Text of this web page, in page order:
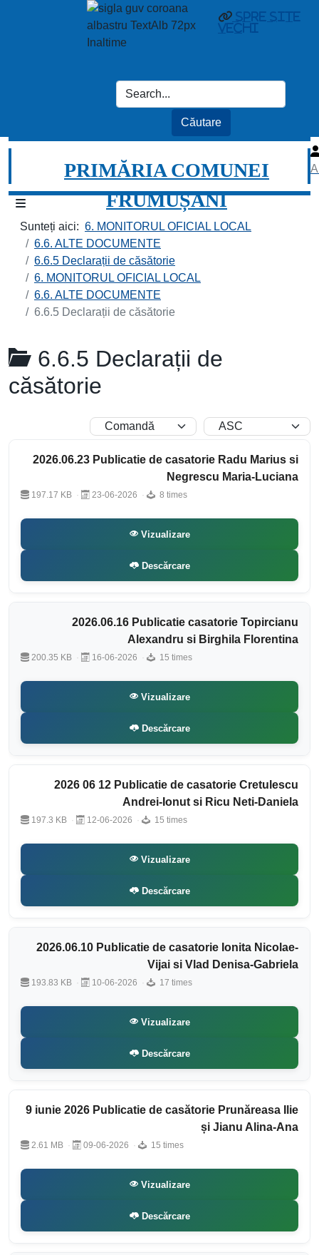
spre site
vechi
PRIMĂRIA COMUNEI
FRUMUȘANI
Sunteți aici: 6. MONITORUL OFICIAL LOCAL
6.6. ALTE DOCUMENTE
6.6.5 Declarații de căsătorie
6. MONITORUL OFICIAL LOCAL
6.6. ALTE DOCUMENTE
6.6.5 Declarații de căsătorie
6.6.5 Declarații de
căsătorie
2026.06.23 Publicatie de casatorie Radu Marius si
Negrescu Maria-Luciana
197.17 KB 23-06-2026 8 times
Vizualizare
Descărcare
2026.06.16 Publicatie casatorie Topircianu
Alexandru si Birghila Florentina
200.35 KB 16-06-2026 15 times
Vizualizare
Descărcare
2026 06 12 Publicatie de casatorie Cretulescu
Andrei-Ionut si Ricu Neti-Daniela
197.3 KB 12-06-2026 15 times
Vizualizare
Descărcare
2026.06.10 Publicatie de casatorie Ionita Nicolae-
Vijai si Vlad Denisa-Gabriela
193.83 KB 10-06-2026 17 times
Vizualizare
Descărcare
9 iunie 2026 Publicatie de casătorie Prunăreasa Ilie
și Jianu Alina-Ana
2.61 MB 09-06-2026 15 times
Vizualizare
Descărcare